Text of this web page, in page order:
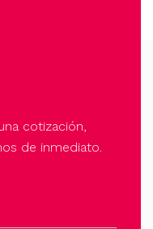
cotización,
de inmediato.